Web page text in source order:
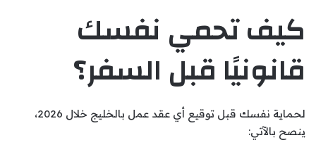
كيف تحمي نفسك
قانونيًا قبل السفر؟
لحماية نفسك قبل توقيع أي عقد عمل بالخليج خلال 2026،
ينصح بالآتي: